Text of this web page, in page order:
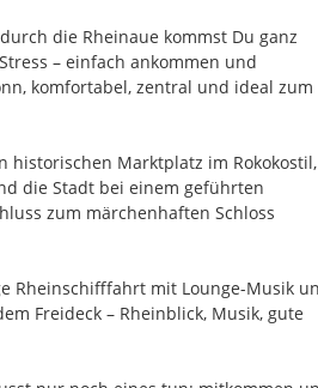
die Rheinaue kommst Du ganz
– einfach ankommen und
komfortabel, zentral und ideal zum
historischen Marktplatz im
die Stadt bei einem geführten
zum märchenhaften Schloss
Rheinschifffahrt mit Lounge-Musik
Freideck – Rheinblick, Musik, gute